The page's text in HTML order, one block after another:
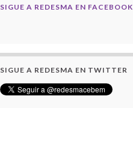
SIGUE A REDESMA EN FACEBOOK
SIGUE A REDESMA EN TWITTER